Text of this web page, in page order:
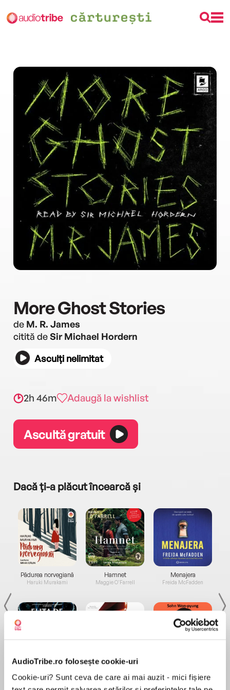
AudioTribe.ro folosește cookie-uri
Cookie-uri? Sunt ceva de care ai mai auzit - mici fișiere
More Ghost Stories
de M. R. James
citită deSir Michael Hordern
Asculți nelimitat
2h 46m Adaugă la wishlist
Ascultă gratuit
Dacă ți-a plăcut încearcă și
Pădurea norvegiană
Haruki Murakami
de...
Dani Francis
Hamnet
Maggie O'Farrell
la...
Lauren Weisberger
Menajera
Freida McFadden
Sohn Won-pyung